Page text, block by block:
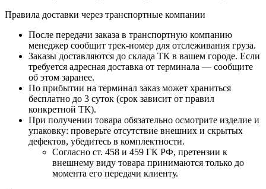
Правила доставки через транспортные компании
После передачи заказа в транспортную компанию
менеджер сообщит трек-номер для отслеживания груза.
Заказы доставляются до склада ТК в вашем городе. Если
требуется адресная доставка от терминала — сообщите
об этом заранее.
По прибытии на терминал заказ может храниться
бесплатно до 3 суток (срок зависит от правил
конкретной ТК).
При получении товара обязательно осмотрите изделие и
упаковку: проверьте отсутствие внешних и скрытых
дефектов, убедитесь в комплектности.
Согласно ст. 458 и 459 ГК РФ, претензии к
внешнему виду товара принимаются только до
момента его передачи клиенту.